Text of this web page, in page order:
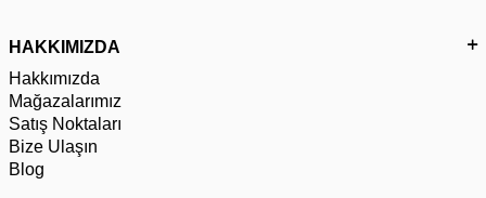
HAKKIMIZDA
Hakkımızda
Mağazalarımız
Satış Noktaları
Bize Ulaşın
Blog